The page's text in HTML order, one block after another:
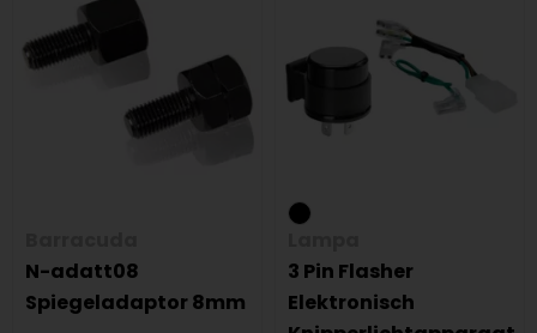
N-adatt08
Spiegeladaptor 8mm
3 Pin Flasher
Elektronisch